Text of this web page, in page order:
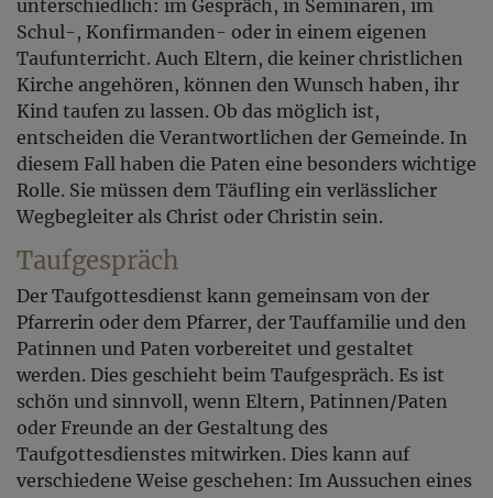
unterschiedlich: im Gespräch, in Seminaren, im
Schul-, Konfirmanden- oder in einem eigenen
Taufunterricht. Auch Eltern, die keiner christlichen
Kirche angehören, können den Wunsch haben, ihr
Kind taufen zu lassen. Ob das möglich ist,
entscheiden die Verantwortlichen der Gemeinde. In
diesem Fall haben die Paten eine besonders wichtige
Rolle. Sie müssen dem Täufling ein verlässlicher
Wegbegleiter als Christ oder Christin sein.
Taufgespräch
Der Taufgottesdienst kann gemeinsam von der
Pfarrerin oder dem Pfarrer, der Tauffamilie und den
Patinnen und Paten vorbereitet und gestaltet
werden. Dies geschieht beim Taufgespräch. Es ist
schön und sinnvoll, wenn Eltern, Patinnen/Paten
oder Freunde an der Gestaltung des
Taufgottesdienstes mitwirken. Dies kann auf
verschiedene Weise geschehen: Im Aussuchen eines